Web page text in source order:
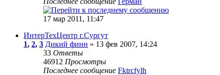
17 мар 2011, 11:47
ИнтерТехЦентр г.Сургут
1, 2, 3 Дикий финн » 13 фев 2007, 14:24
33 Ответы
46912 Просмотры
Последнее сообщение Fktrcfylh